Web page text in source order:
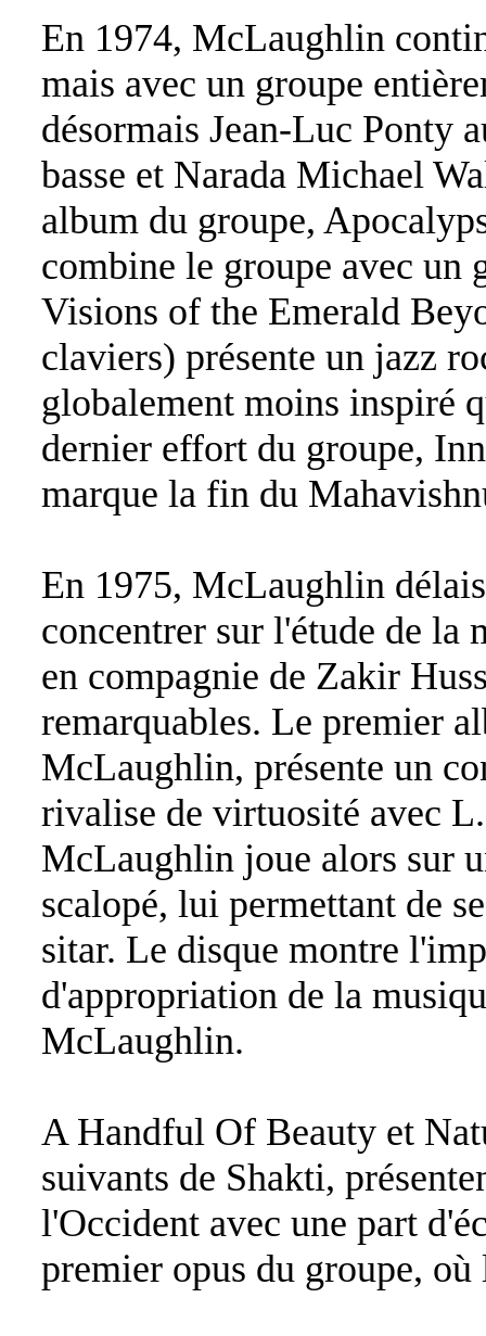
En 1974, McLaughlin
mais avec un groupe
désormais Jean-Luc Ponty
basse et Narada Michael
album du groupe,
combine le groupe avec un
Visions of the Emerald
claviers) présente un jazz
globalement moins inspiré
dernier effort du groupe,
marque la fin du
En 1975, McLaughlin
concentrer sur l'étude de la
en compagnie de Zakir
remarquables. Le premier
McLaughlin, présente un
rivalise de virtuosité avec
McLaughlin joue alors sur
scalopé, lui permettant de
sitar. Le disque montre
d'appropriation de la
McLaughlin.
A Handful Of Beauty et
suivants de Shakti,
l'Occident avec une part
premier opus du groupe,